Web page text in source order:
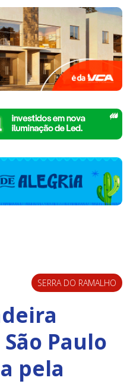
SERRA DO RAMALHO
Paulo
pela